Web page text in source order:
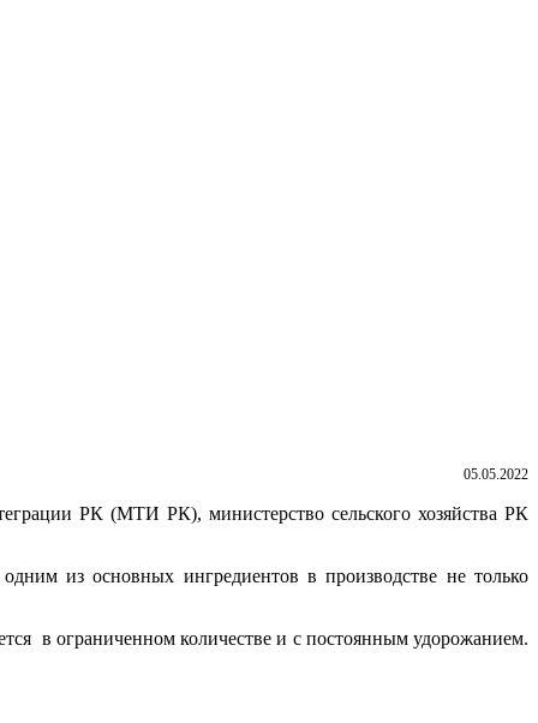
05.05.2022
РК (МТИ РК), министерство сельского хозяйства РК
одним из основных ингредиентов в производстве не только
в ограниченном количестве и с постоянным удорожанием.